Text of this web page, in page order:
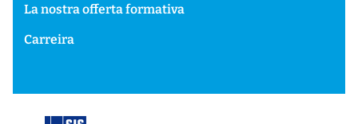
La nostra offerta formativa
Carreira